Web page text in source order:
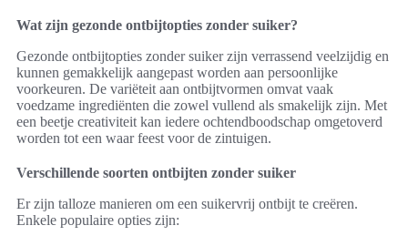
Wat zijn gezonde ontbijtopties zonder suiker?
Gezonde ontbijtopties zonder suiker zijn verrassend veelzijdig en
kunnen gemakkelijk aangepast worden aan persoonlijke
voorkeuren. De variëteit aan ontbijtvormen omvat vaak
voedzame ingrediënten die zowel vullend als smakelijk zijn. Met
een beetje creativiteit kan iedere ochtendboodschap omgetoverd
worden tot een waar feest voor de zintuigen.
Verschillende soorten ontbijten zonder suiker
Er zijn talloze manieren om een suikervrij ontbijt te creëren.
Enkele populaire opties zijn: